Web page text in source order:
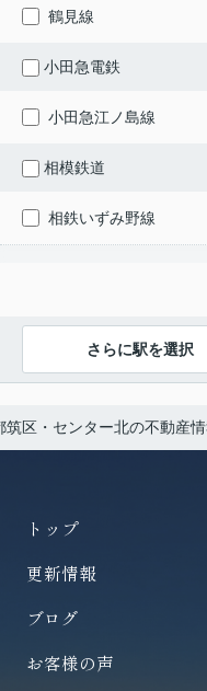
鶴見線
小田急電鉄
小田急江ノ島線
相模鉄道
相鉄いずみ野線
さらに駅を選択
筑区・センター北の不動産
トップ
更新情報
ブログ
お客様の声